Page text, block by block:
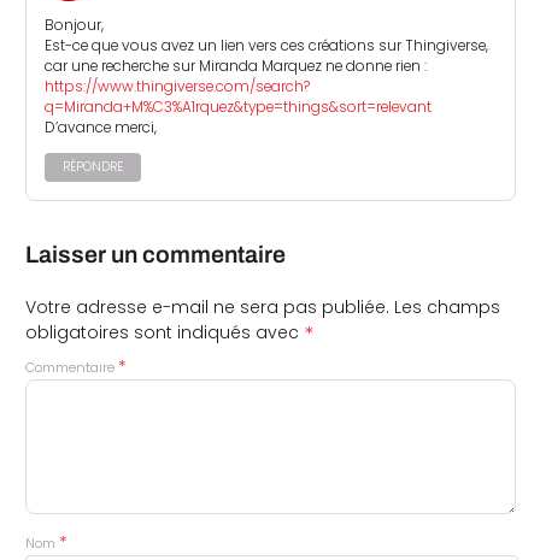
Bonjour,
Est-ce que vous avez un lien vers ces créations sur Thingiverse,
car une recherche sur Miranda Marquez ne donne rien :
https://www.thingiverse.com/search?
q=Miranda+M%C3%A1rquez&type=things&sort=relevant
D’avance merci,
RÉPONDRE
Laisser un commentaire
Votre adresse e-mail ne sera pas publiée. Les champs
obligatoires sont indiqués avec *
Commentaire *
Nom *